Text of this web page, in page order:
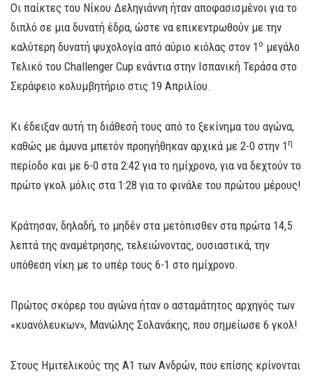
Οι παίκτες του Νίκου Δεληγιάννη ήταν αποφασισμένοι για το
διπλό σε μια δυνατή έδρα, ώστε να επικεντρωθούν με την
καλύτερη δυνατή ψυχολογία από αύριο κιόλας στον 1ο μεγάλο
Τελικό του Challenger Cup ενάντια στην Ισπανική Τεράσα στο
Σεράφειο κολυμβητήριο στις 19 Απριλίου.
Κι έδειξαν αυτή τη διάθεσή τους από το ξεκίνημα του αγώνα,
καθώς με άμυνα μπετόν προηγήθηκαν αρχικά με 2-0 στην 1η
περίοδο και με 6-0 στα 2:42 για το ημίχρονο, για να δεχτούν το
πρώτο γκολ μόλις στα 1:28 για το φινάλε του πρώτου μέρους!
Κράτησαν, δηλαδή, το μηδέν στα μετόπισθεν στα πρώτα 14,5
λεπτά της αναμέτρησης, τελειώνοντας, ουσιαστικά, την
υπόθεση νίκη με το υπέρ τους 6-1 στο ημίχρονο.
Πρώτος σκόρερ του αγώνα ήταν ο ασταμάτητος αρχηγός των
«κυανόλευκων», Μανώλης Σολανάκης, που σημείωσε 6 γκολ!
Στους Ημιτελικούς της Α1 των Ανδρών, που επίσης κρίνονται